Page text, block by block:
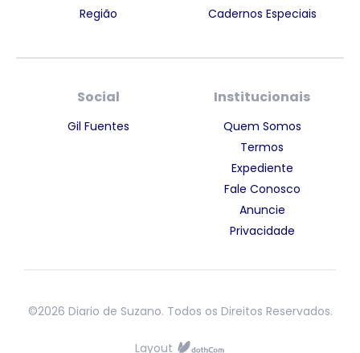
Região
Cadernos Especiais
Social
Gil Fuentes
Institucionais
Quem Somos
Termos
Expediente
Fale Conosco
Anuncie
Privacidade
©2026 Diario de Suzano. Todos os Direitos Reservados.
Layout